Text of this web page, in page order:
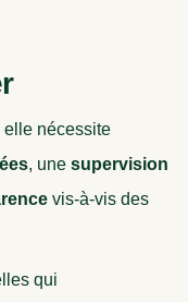
elle nécessite
, une supervision
vis-à-vis des
qui